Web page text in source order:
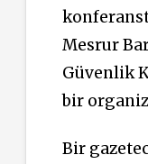
Mesrur
Güvenlik
bir
Bir